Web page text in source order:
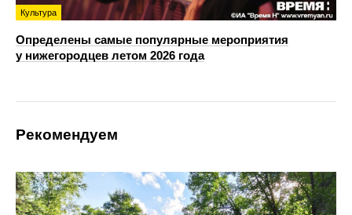
Культура
Определены самые популярные мероприятия
у нижегородцев летом 2026 года
Рекомендуем